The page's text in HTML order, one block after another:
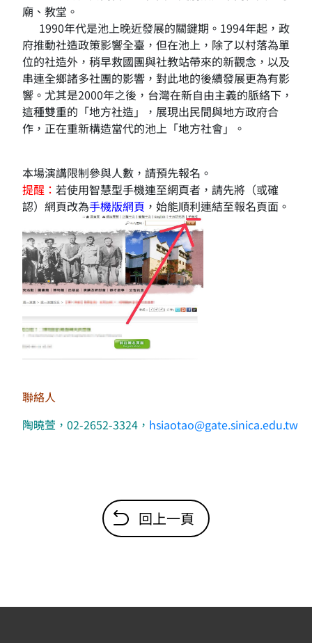
廟、教堂。
1990年代是池上晚近發展的關鍵期。1994年起，政
府推動社造政策影響全臺，但在池上，除了以村落為單
位的社造外，稍早救國團與社教站帶來的新觀念，以及
串連全鄉諸多社團的影響，對此地的後續發展更為有影
響。尤其是2000年之後，台灣在新自由主義的脈絡下，
這種雙重的「地方社造」，展現出民間與地方政府合
作，正在重新構造當代的池上「地方社會」。
本場演講限制參與人數，請預先報名。
提醒： 若使用智慧型手機連至網頁者，請先將（或確
認）網頁改為手機版網頁 ，始能順利連結至報名頁面。
聯絡人
陶曉萱，02-2652-3324， hsiaotao@gate.sinica.edu.tw
回上一頁